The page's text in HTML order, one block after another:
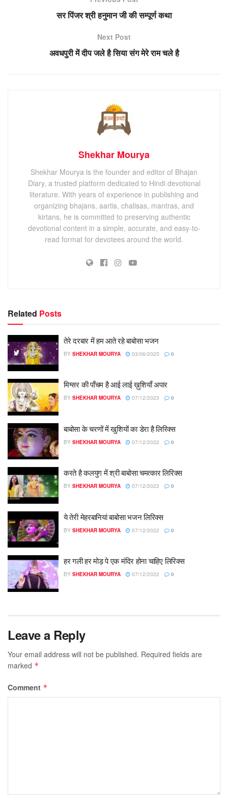
सर पिंजर श्री हनुमान जी की सम्पूर्ण कथा
Next Post
अवधपुरी में दीप जले है सिया संग मेरे राम चले है
Shekhar Mourya
Shekhar Mourya is the founder and editor of Bhajan
Diary, a trusted platform dedicated to Hindi devotional
literature. With years of experience in publishing and
organizing bhajans, aartis, chalisas, mantras, and
kirtans, he is committed to preserving authentic
devotional content in a simple, accurate, and easy-to-
read format for devotees around the world.
Related Posts
तेरे दरबार में हम आते रहे बाबोसा भजन
BY SHEKHAR MOURYA 03/06/2025 0
मिग्सर की पाँचम है आई लाई ख़ुशियाँ अपार
BY SHEKHAR MOURYA 07/12/2023 0
बाबोसा के चरणों में खुशियों का डेरा है लिरिक्स
BY SHEKHAR MOURYA 07/12/2022 0
करते है कलयुग में श्री बाबोसा चमत्कार लिरिक्स
BY SHEKHAR MOURYA 07/12/2022 0
ये तेरी मेहरबानियां बाबोसा भजन लिरिक्स
BY SHEKHAR MOURYA 07/12/2022 0
हर गली हर मोड़ पे एक मंदिर होना चाहिए लिरिक्स
BY SHEKHAR MOURYA 07/12/2022 0
Leave a Reply
Your email address will not be published. Required fields are
marked *
Comment *